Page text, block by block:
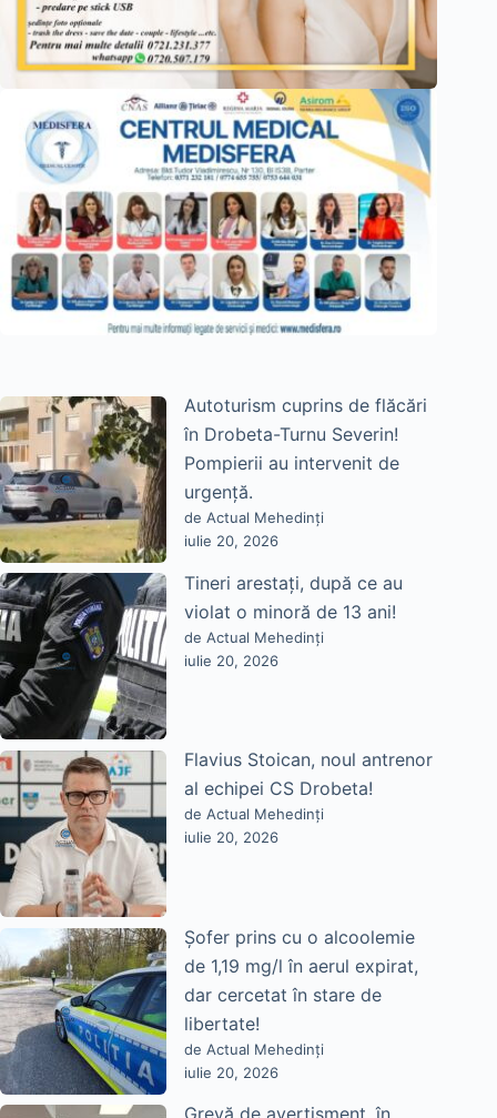
Autoturism cuprins de flăcări
în Drobeta-Turnu Severin!
Pompierii au intervenit de
urgență.
de Actual Mehedinți
iulie 20, 2026
Tineri arestați, după ce au
violat o minoră de 13 ani!
de Actual Mehedinți
iulie 20, 2026
Flavius Stoican, noul antrenor
al echipei CS Drobeta!
de Actual Mehedinți
iulie 20, 2026
Șofer prins cu o alcoolemie
de 1,19 mg/l în aerul expirat,
dar cercetat în stare de
libertate!
de Actual Mehedinți
iulie 20, 2026